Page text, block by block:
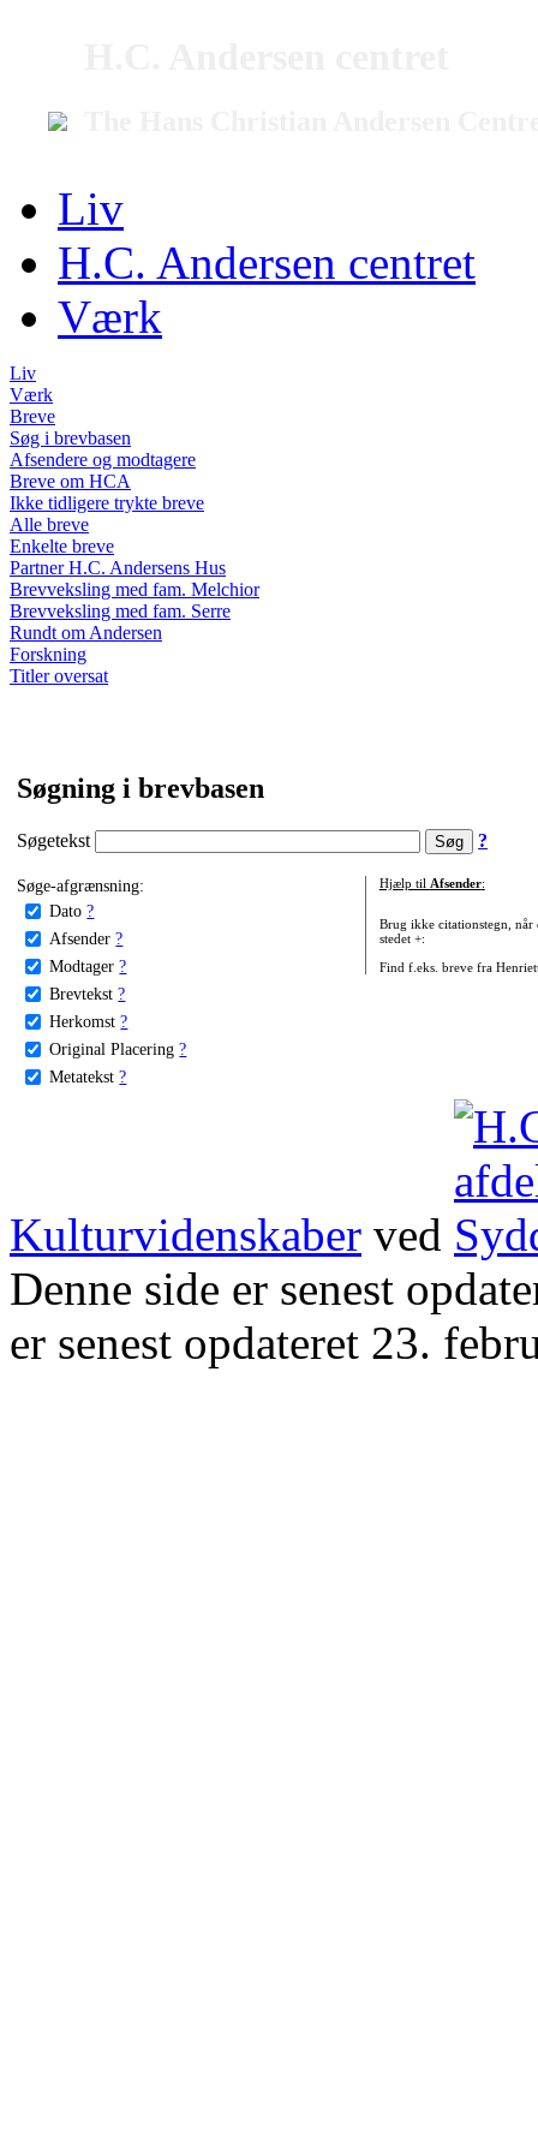
Liv
H.C. Andersen centret
Værk
Liv
Værk
Breve
Søg i brevbasen
Afsendere og modtagere
Breve om HCA
Ikke tidligere trykte breve
Alle breve
Enkelte breve
Partner H.C. Andersens Hus
Brevveksling med fam. Melchior
Brevveksling med fam. Serre
Rundt om Andersen
Forskning
Titler oversat
Søgning i brevbasen
Søgetekst ?
Søge-afgrænsning:
Dato ?
Afsender ?
Modtager ?
Brevtekst ?
Herkomst ?
Original Placering ?
Metatekst ?
Hjælp til Afsender:
Brug ikke citationstegn, når
stedet +:
Find f.eks. breve fra
Kulturvidenskaber ved
Denne side er senest
er senest opdateret 23.